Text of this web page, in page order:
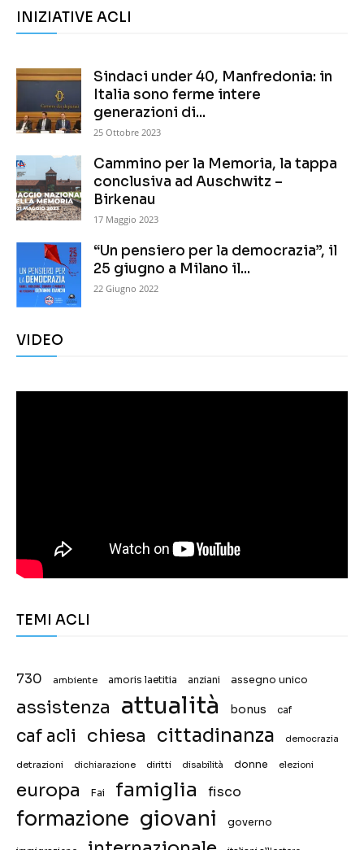
INIZIATIVE ACLI
Sindaci under 40, Manfredonia: in
Italia sono ferme intere
generazioni di...
25 Ottobre 2023
Cammino per la Memoria, la tappa
conclusiva ad Auschwitz –
Birkenau
17 Maggio 2023
“Un pensiero per la democrazia”, il
25 giugno a Milano il...
22 Giugno 2022
VIDEO
TEMI ACLI
730 ambiente amoris laetitia anziani assegno unico
assistenza attualità bonus caf
caf acli chiesa cittadinanza democrazia
detrazioni dichiarazione diritti disabilità donne elezioni
europa Fai famiglia fisco
formazione giovani governo